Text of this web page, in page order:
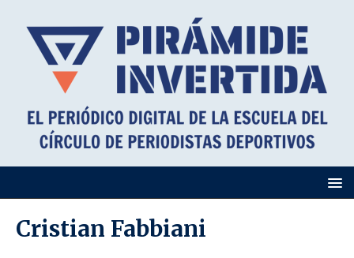
Cristian Fabbiani